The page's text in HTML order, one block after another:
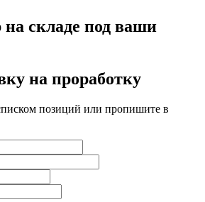
складе под ваши
на проработку
позиций или пропишите в